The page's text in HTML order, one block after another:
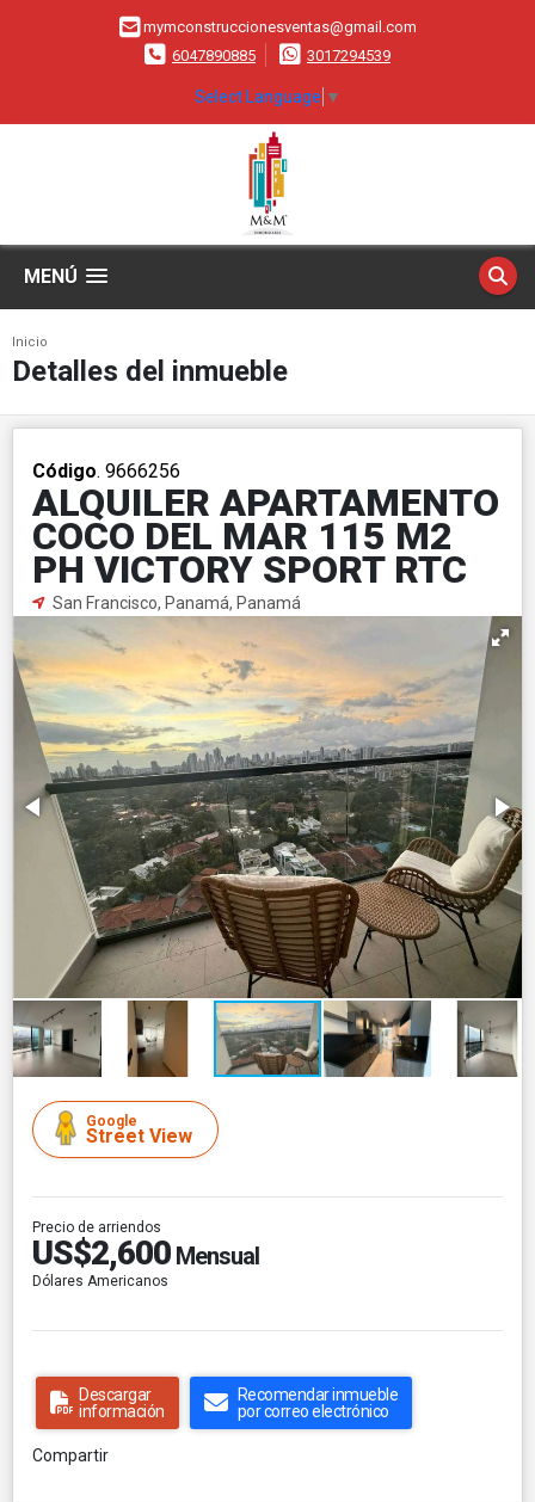
mymconstruccionesventas@gmail.com
6047890885
3017294539
Select Language ▼
MENÚ
Inicio
Detalles del inmueble
Código. 9666256
ALQUILER APARTAMENTO
COCO DEL MAR 115 M2
PH VICTORY SPORT RTC
San Francisco, Panamá, Panamá
Google
Street View
Precio de arriendos
US$2,600 Mensual
Dólares Americanos
Descargar
información
Recomendar inmueble
por correo electrónico
Compartir